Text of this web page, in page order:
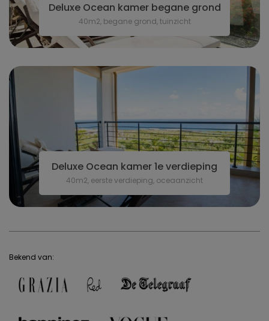
Deluxe Ocean kamer begane grond
40m2, begane grond, tuinzicht
Deluxe Ocean kamer 1e verdieping
40m2, eerste verdieping, oceaanzicht
Bekend van: